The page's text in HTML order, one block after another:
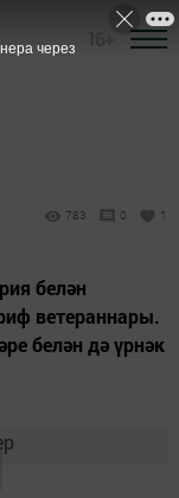
783 0 1
белән
ветераннары.
белән дә үрнәк
через